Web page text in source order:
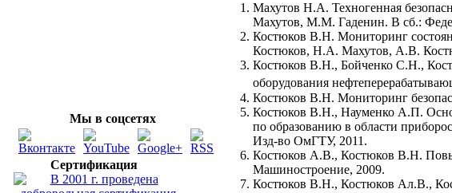
Мы в соцсетях
Сертификация
Махутов Н.А. Техногенная
Махутов, М.М. Гаденин. В сб.:
Костюков В.Н. Мониторинг
Костюков, Н.А. Махутов, А.В.
Костюков В.Н., Бойченко С.Н.,
оборудования
Костюков В.Н. Мониторинг
Костюков В.Н., Науменко А.П.
по образованию в области
Изд-во ОмГТУ, 2011.
Костюков А.В., Костюков В.Н.
Машиностроение, 2009.
Костюков В.Н., Костюков Ал.В.,